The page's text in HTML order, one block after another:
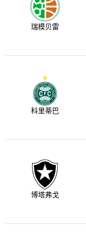
瑞模贝雷
科里蒂巴
博塔弗戈